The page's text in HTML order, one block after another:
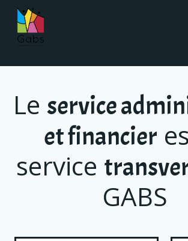
Le service
et financier
service
GABS